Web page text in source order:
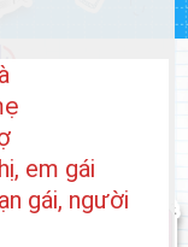
em gái
gái, người